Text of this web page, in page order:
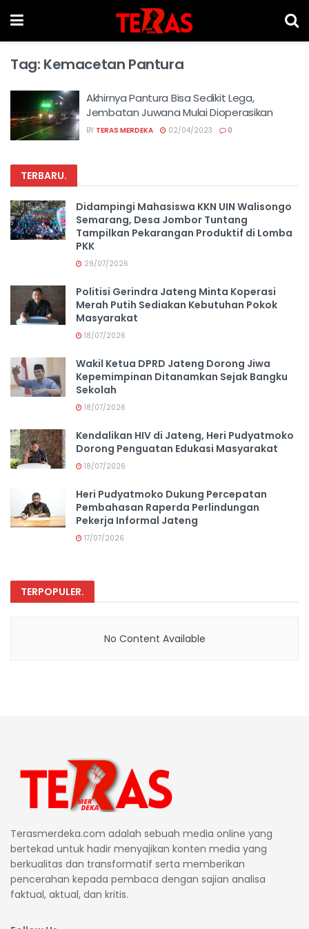
Tag: Kemacetan Pantura
Akhirnya Pantura Bisa Sedikit Lega,
Jembatan Juwana Mulai Dioperasikan
BY TERAS MERDEKA 02/04/2023 0
TERBARU.
Didampingi Mahasiswa KKN UIN Walisongo
Semarang, Desa Jombor Tuntang
Tampilkan Pekarangan Produktif di Lomba
PKK
29/07/2026
Politisi Gerindra Jateng Minta Koperasi
Merah Putih Sediakan Kebutuhan Pokok
Masyarakat
18/07/2026
Wakil Ketua DPRD Jateng Dorong Jiwa
Kepemimpinan Ditanamkan Sejak Bangku
Sekolah
18/07/2026
Kendalikan HIV di Jateng, Heri Pudyatmoko
Dorong Penguatan Edukasi Masyarakat
18/07/2026
Heri Pudyatmoko Dukung Percepatan
Pembahasan Raperda Perlindungan
Pekerja Informal Jateng
17/07/2026
TERPOPULER.
No Content Available
Terasmerdeka.com adalah sebuah media online yang
bertekad untuk hadir menyajikan konten media yang
berkualitas dan transformatif serta memberikan
pencerahan kepada pembaca dengan sajian analisa
faktual, aktual, dan kritis.